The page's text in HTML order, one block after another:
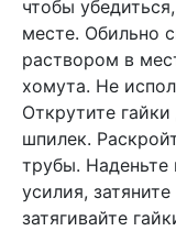
чтобы
месте. Обильно
раствором в
хомута. Не
Открутите
шпилек.
трубы. Наденьте
усилия,
затягивайте